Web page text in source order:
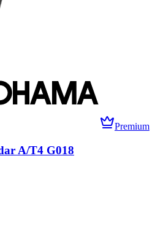
Premium
A/T4 G018